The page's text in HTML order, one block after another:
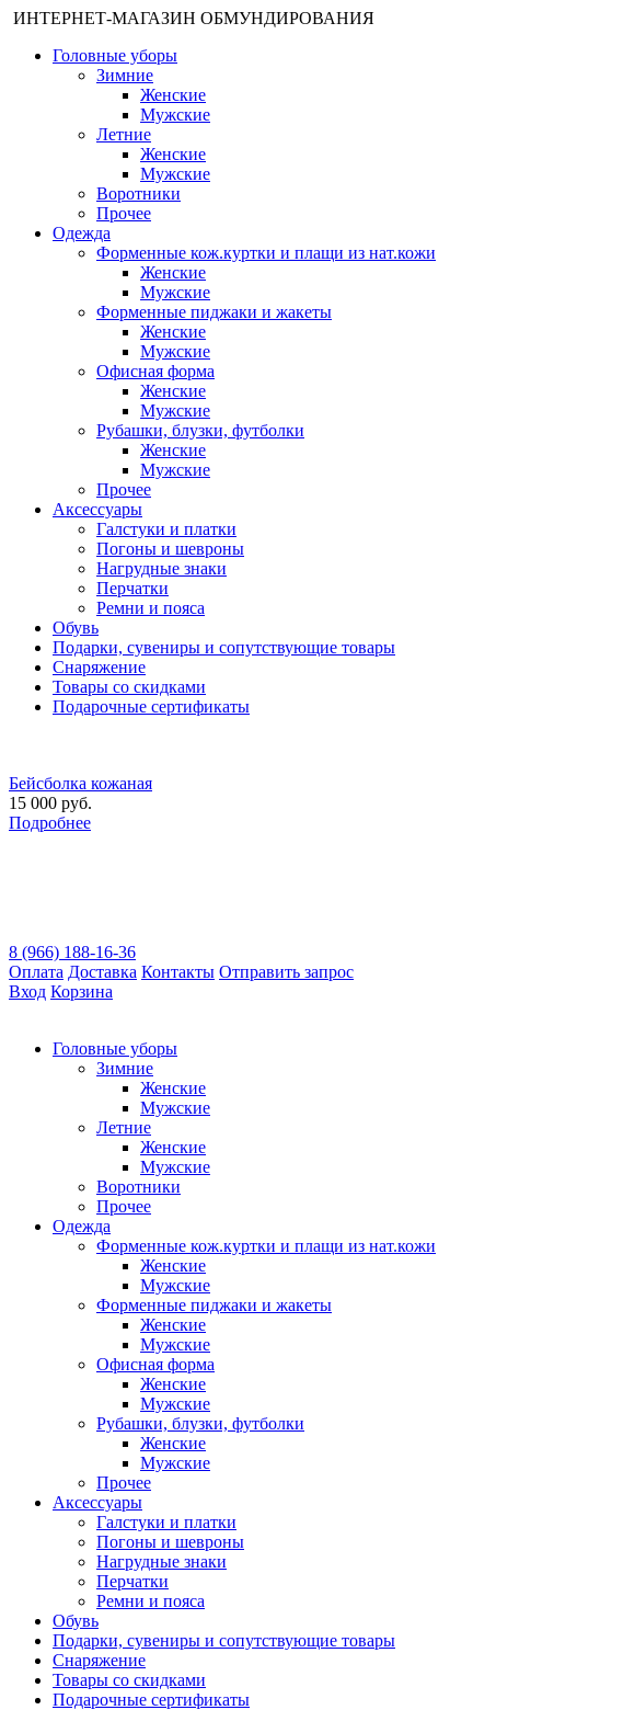
ИНТЕРНЕТ-МАГАЗИН ОБМУНДИРОВАНИЯ
Головные уборы
Зимние
Женские
Мужские
Летние
Женские
Мужские
Воротники
Прочее
Одежда
Форменные кож.куртки и плащи из нат.кожи
Женские
Мужские
Форменные пиджаки и жакеты
Женские
Мужские
Офисная форма
Женские
Мужские
Рубашки, блузки, футболки
Женские
Мужские
Прочее
Аксессуары
Галстуки и платки
Погоны и шевроны
Нагрудные знаки
Перчатки
Ремни и пояса
Обувь
Подарки, сувениры и сопутствующие товары
Снаряжение
Товары со скидками
Подарочные сертификаты
Бейсболка кожаная
15 000 руб.
Подробнее
8 (966) 188-16-36
Оплата Доставка Контакты Отправить запрос
Вход Корзина
Головные уборы
Зимние
Женские
Мужские
Летние
Женские
Мужские
Воротники
Прочее
Одежда
Форменные кож.куртки и плащи из нат.кожи
Женские
Мужские
Форменные пиджаки и жакеты
Женские
Мужские
Офисная форма
Женские
Мужские
Рубашки, блузки, футболки
Женские
Мужские
Прочее
Аксессуары
Галстуки и платки
Погоны и шевроны
Нагрудные знаки
Перчатки
Ремни и пояса
Обувь
Подарки, сувениры и сопутствующие товары
Снаряжение
Товары со скидками
Подарочные сертификаты